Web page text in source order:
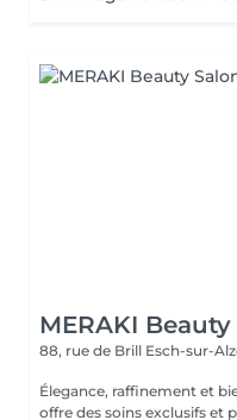
MERAKI
88, rue de Brill Esch-sur-
Élegance, raffinement et
offre des soins exclusifs et